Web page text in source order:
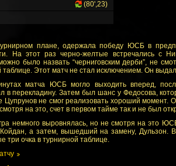
(80',23)
плане, одержала победу ЮСБ в
На этот раз черно-желтые встречались с
было назвать “черниговским дерби”, не
таблице. Этот матч не стал исключением. Он
матча ЮСБ могло выходить вперед,
в перекладину. Затем был шанс у Федосова,
Цупрунов не смог реализовать хороший момент.
на это, счет в первом тайме так и не был
немного выровнялась, но не смотря на это
а затем, вышедший на замену, Дульзон.
три очка в турнирной таблице.